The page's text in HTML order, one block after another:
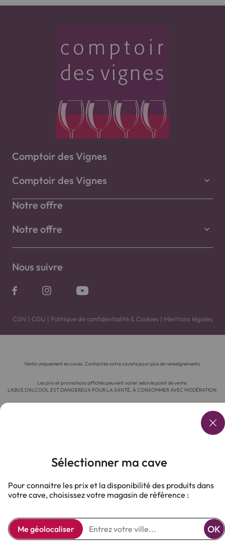
Comptoir des Vignes
Comptoir des Vignes
Notre offre
Notre offre
Nous suivre
CGV | CGU | Politique de confidentialité & Cookies | Mentions légales
Vente uniquement en caves. Contactez votre caviste pour plus de renseignements.
Les prix et promotions affichés peuvent varier selon le point de vente.
L'ABUS D'ALCOOL EST DANGEREUX POUR LA SANTÉ, À CONSOMMER AVEC MODÉRATION.
Sélectionner ma cave
Pour connaitre les prix et la disponibilité des produits dans
votre cave, choisissez votre magasin de référence :
Me géolocaliser OK